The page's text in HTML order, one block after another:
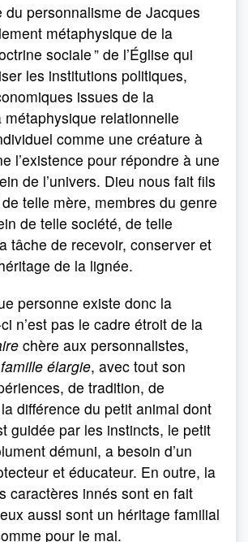
du personnalisme de Jacques
métaphysique de la
sociale ” de l’Église qui
les institutions politiques,
issues de la
métaphysique relationnelle
comme une créature à
l’existence pour répondre à une
de l’univers. Dieu nous fait fils
telle mère, membres du genre
de telle société, de telle
tâche de recevoir, conserver et
de la lignée.
personne existe donc la
n’est pas le cadre étroit de la
chère aux personnalistes,
famille élargie, avec tout son
de tradition, de
différence du petit animal dont
guidée par les instincts, le petit
démuni, a besoin d’un
et éducateur. En outre, la
caractères innés sont en fait
aussi sont un héritage familial
pour le mal.